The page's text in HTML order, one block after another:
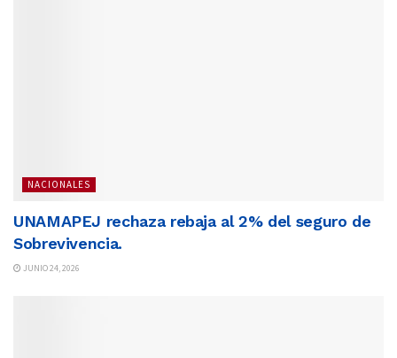
NACIONALES
UNAMAPEJ rechaza rebaja al 2% del seguro de
Sobrevivencia.
JUNIO 24, 2026